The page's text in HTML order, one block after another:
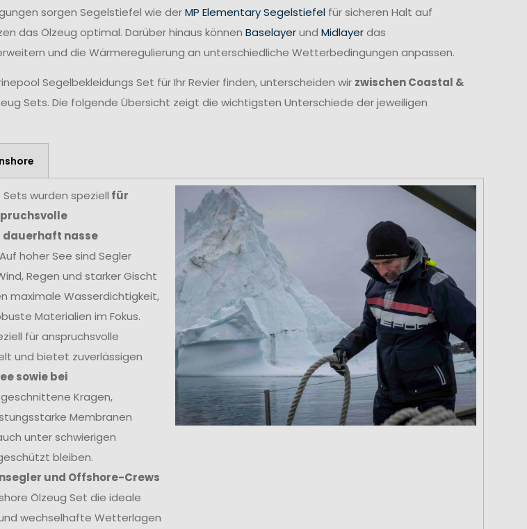
sorgen Segelstiefel wie derMP Elementary Segelstiefelfür sicheren Halt auf
das Ölzeug optimal. Darüber hinaus können Baselayerund Midlayerdas
und die Wärmeregulierung an unterschiedliche Wetterbedingungen anpassen.
Segelbekleidungs Set für Ihr Revier finden, unterscheiden wir zwischen Coastal &
Sets. Die folgende Übersicht zeigt die wichtigsten Unterschiede der jeweiligen
Sets wurden speziell für
nasse
hoher See sind Segler
Regen und starker Gischt
maximale Wasserdichtigkeit,
Materialien im Fokus.
für anspruchsvolle
und bietet zuverlässigen
sowie bei
Kragen,
Membranen
unter schwierigen
bleiben.
und Offshore-Crews
Ölzeug Set die ideale
wechselhafte Wetterlagen